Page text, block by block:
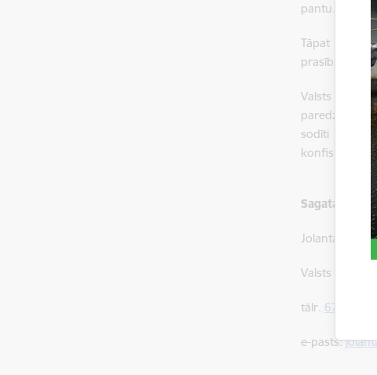
pantu.
Tāpat pret
prasībai
Valsts
paredzēti
sodīti ar
konfiskācijas,
Sagatavoja:
Jolanta
Valsts
tālr. 67075617
e-pasts: